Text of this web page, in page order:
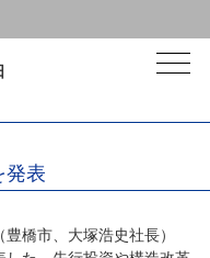
発表
橋市、大塚浩史社長）